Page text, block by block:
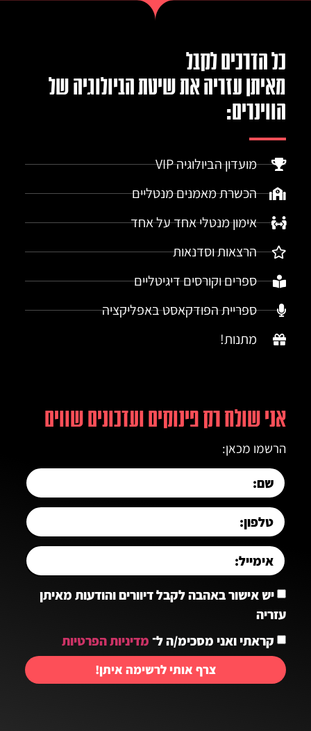
כל הדרכים לקבל
מאיתן עזריה את שיטת הביולוגיה של
הווינרים:
מועדון הביולוגיה VIP
הכשרת מאמנים מנטליים
אימון מנטלי אחד על אחד
הרצאות וסדנאות
ספרים וקורסים דיגיטליים
ספריית הפודקאסט באפליקציה
מתנות!
אני שולח רק פינוקים ועדכונים שווים
הרשמו מכאן:
יש אישור באהבה לקבל דיוורים והודעות מאיתן
עזריה
קראתי ואני מסכימ/ה ל־ מדיניות הפרטיות
צרף אותי לרשימה איתן!